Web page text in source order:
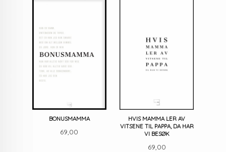
BONUSMAMMA
Pris
69,00
HVIS MAMMA LER AV
VITSENE TIL PAPPA, DA HAR
VI BESØK
Pris
69,00